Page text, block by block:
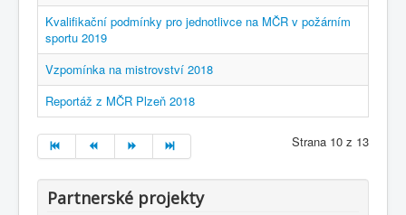
Kvalifikační podmínky pro jednotlivce na MČR v požárním
sportu 2019
Vzpomínka na mistrovství 2018
Reportáž z MČR Plzeň 2018
Strana 10 z 13
Partnerské projekty